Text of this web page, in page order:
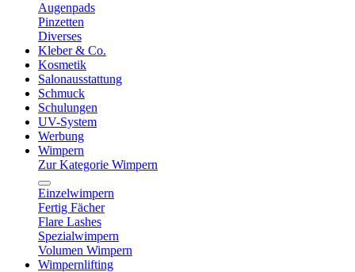
Augenpads
Pinzetten
Diverses
Kleber & Co.
Kosmetik
Salonausstattung
Schmuck
Schulungen
UV-System
Werbung
Wimpern
Zur Kategorie Wimpern
Einzelwimpern
Fertig Fächer
Flare Lashes
Spezialwimpern
Volumen Wimpern
Wimpernlifting